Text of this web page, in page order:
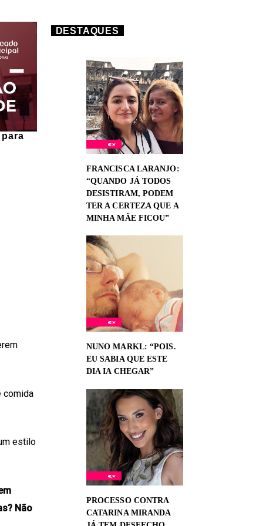
comida
estilo
Não
DESTAQUES
FRANCISCA LARANJO:
“QUANDO JÁ TODOS
DESISTIRAM, PODEM
TER A CERTEZA QUE A
MINHA MÃE FICOU”
NUNO MARKL: “POIS.
EU SABIA QUE ESTE
DIA IA CHEGAR”
PROCESSO CONTRA
CATARINA MIRANDA